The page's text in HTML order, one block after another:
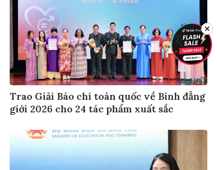
Trao Giải Báo chí toàn quốc về Bình đẳng
giới 2026 cho 24 tác phẩm xuất sắc
✕